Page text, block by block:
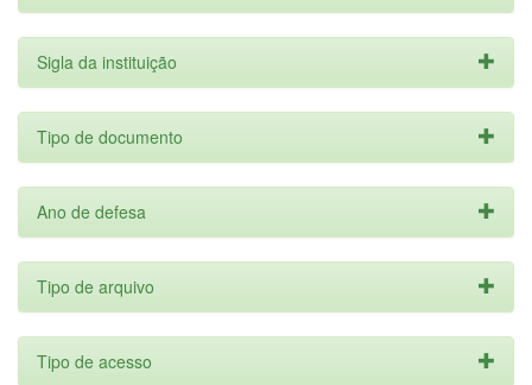
Sigla da instituição
Tipo de documento
Ano de defesa
Tipo de arquivo
Tipo de acesso